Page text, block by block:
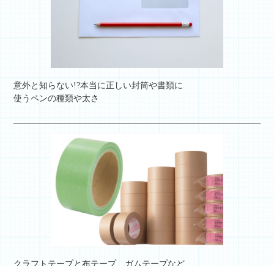
意外と知らない!?本当に正しい封筒や書類に
使うペンの種類や太さ
クラフトテープと布テープ、ガムテープなど